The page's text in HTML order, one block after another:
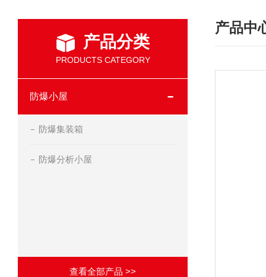
产品分类
PRODUCTS CATEGORY
防爆小屋
防爆集装箱
防爆分析小屋
查看全部产品 >>
产品中